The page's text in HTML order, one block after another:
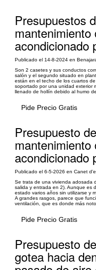
Presupuestos
mantenimiento
acondicionado
Publicado el 14-8-2024 en
Son 2 casetes y sus conductos
salón y el segundo situado en
están en el techo de los cuartos
soportado por una unidad exterior
llenado de hollín debido al humo
Pide Precio Gratis
Presupuesto
mantenimiento
acondicionado
Publicado el 6-5-2026 en Canet
Se trata de una vivienda adosada
salida y entrada en 2). Aunque es
estado varios años sin utilizarse y
A grandes rasgos, parece que
ventilación, que es donde más
Pide Precio Gratis
Presupuesto
gotea hacia